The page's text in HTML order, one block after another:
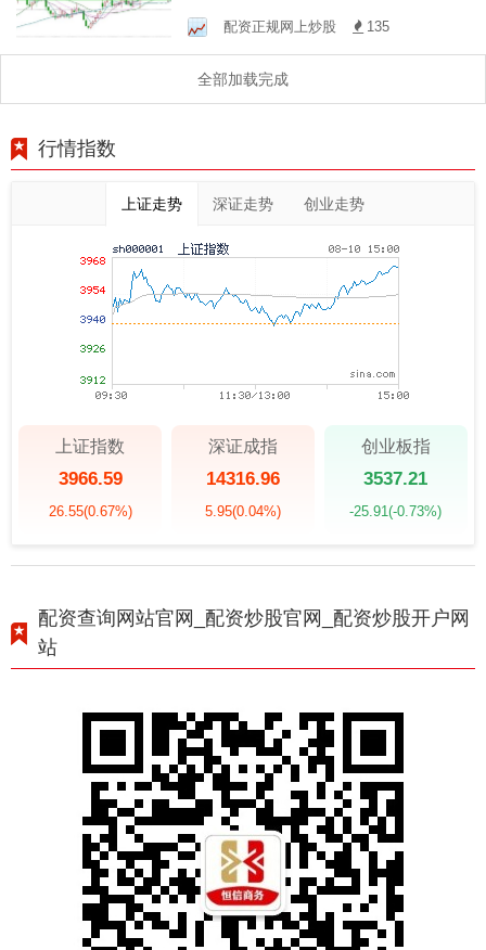
机遇与风险
配资正规网上炒股 135
全部加载完成
行情指数
上证走势 深证走势 创业走势
上证指数
3966.59
26.55(0.67%)
深证成指
14316.96
5.95(0.04%)
创业板指
3537.21
-25.91(-0.73%)
配资查询网站官网_配资炒股官网_配资炒股开户网
站